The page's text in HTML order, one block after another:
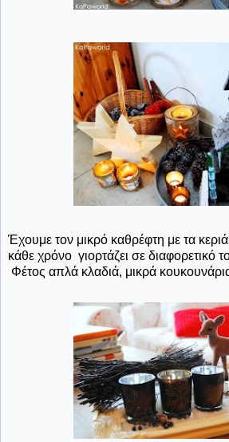
Έχουμε τον μικρό καθρέφτη με τα
κάθε χρόνο γιορτάζει σε διαφορετικό
Φέτος απλά κλαδιά, μικρά κουκουνάρια